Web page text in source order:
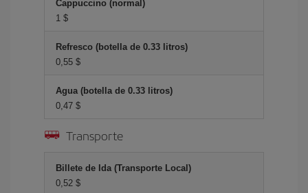
Cappuccino (normal)
1 $
Refresco (botella de 0.33 litros)
0,55 $
Agua (botella de 0.33 litros)
0,47 $
Transporte
Billete de Ida (Transporte Local)
0,52 $